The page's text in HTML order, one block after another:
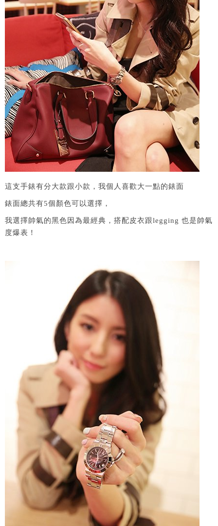
這支手錶有分大款跟小款，我個人喜歡大一點的錶面
錶面總共有5個顏色可以選擇，
我選擇帥氣的黑色因為最經典，搭配皮衣跟legging 也是帥氣
度爆表！